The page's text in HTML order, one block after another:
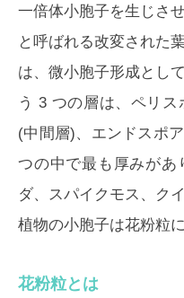
一倍体小胞子を生じさ
と呼ばれる改変された
は、微小胞子形成とし
う 3 つの層は、ペリ
(中間層)、エンドスポ
つの中で最も厚みがあ
ダ、スパイクモス、ク
植物の小胞子は花粉粒
花粉粒とは